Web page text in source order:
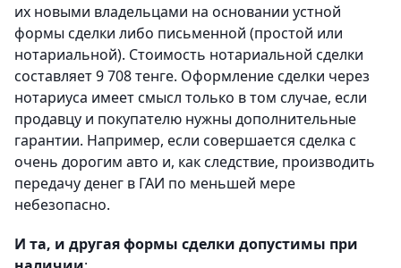
их новыми владельцами на основании устной
формы сделки либо письменной (простой или
нотариальной). Стоимость нотариальной сделки
составляет 9 708 тенге. Оформление сделки через
нотариуса имеет смысл только в том случае, если
продавцу и покупателю нужны дополнительные
гарантии. Например, если совершается сделка с
очень дорогим авто и, как следствие, производить
передачу денег в ГАИ по меньшей мере
небезопасно.
И та, и другая формы сделки допустимы при